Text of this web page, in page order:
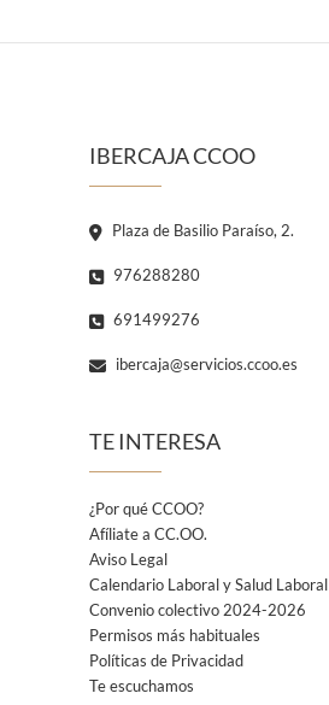
IBERCAJA CCOO
Plaza de Basilio Paraíso, 2.
976288280
691499276
ibercaja@servicios.ccoo.es
TE INTERESA
¿Por qué CCOO?
Afíliate a CC.OO.
Aviso Legal
Calendario Laboral y Salud Laboral
Convenio colectivo 2024-2026
Permisos más habituales
Políticas de Privacidad
Te escuchamos